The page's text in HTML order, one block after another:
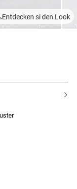
Entdecken si den Look
und am Saum